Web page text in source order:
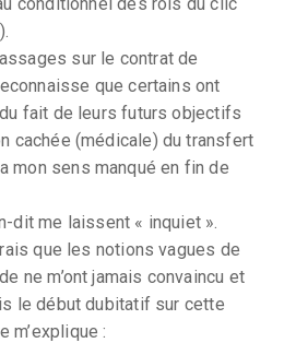
sur le contrat de
que certains ont
fait de leurs futurs objectifs
cachée (médicale) du transfert
mon sens manqué en fin de
dit me laissent « inquiet ».
que les notions vagues de
ne m’ont jamais convaincu et
le début dubitatif sur cette
m’explique :